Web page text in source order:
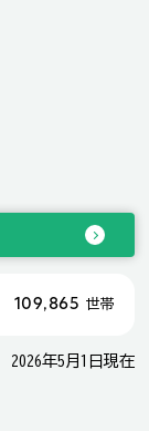
109,865 世帯
2026年5月1日現在